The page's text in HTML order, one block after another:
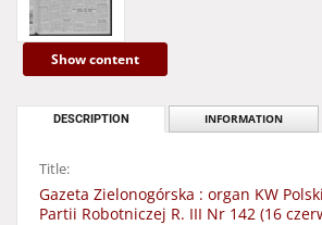
Show content
DESCRIPTION INFORMATION
Title:
Gazeta Zielonogórska : organ KW
Partii Robotniczej R. III Nr 142 (16